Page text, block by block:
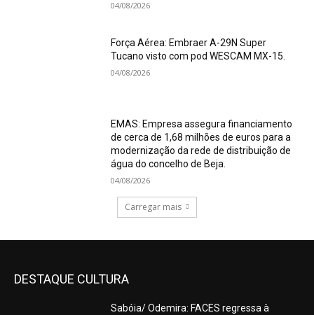
04/08/2026
Força Aérea: Embraer A-29N Super
Tucano visto com pod WESCAM MX-15.
04/08/2026
EMAS: Empresa assegura financiamento
de cerca de 1,68 milhões de euros para a
modernização da rede de distribuição de
água do concelho de Beja.
04/08/2026
Carregar mais
DESTAQUE CULTURA
Sabóia/ Odemira: FACES regressa à